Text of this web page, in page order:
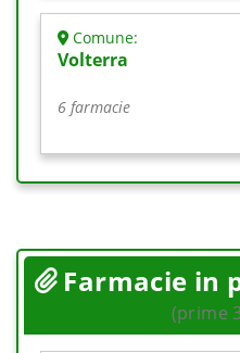
Comune:
Volterra
6 farmacie
Farmacie in
(prime